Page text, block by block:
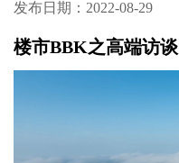
发布日期：2022-08-29
楼市BBK之高端访谈